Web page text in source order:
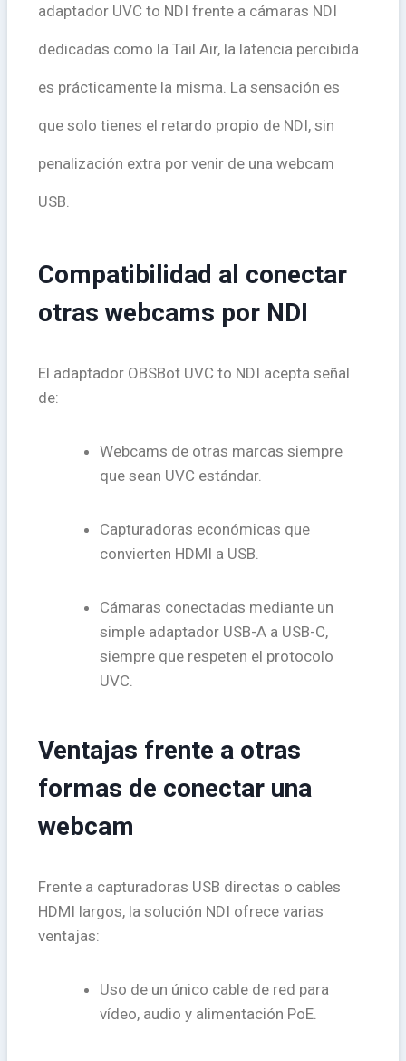
adaptador UVC to NDI frente a cámaras NDI
dedicadas como la Tail Air, la latencia percibida
es prácticamente la misma. La sensación es
que solo tienes el retardo propio de NDI, sin
penalización extra por venir de una webcam
USB.
Compatibilidad al conectar
otras webcams por NDI
El adaptador OBSBot UVC to NDI acepta señal
de:
Webcams de otras marcas siempre
que sean UVC estándar.
Capturadoras económicas que
convierten HDMI a USB.
Cámaras conectadas mediante un
simple adaptador USB-A a USB-C,
siempre que respeten el protocolo
UVC.
Ventajas frente a otras
formas de conectar una
webcam
Frente a capturadoras USB directas o cables
HDMI largos, la solución NDI ofrece varias
ventajas:
Uso de un único cable de red para
vídeo, audio y alimentación PoE.